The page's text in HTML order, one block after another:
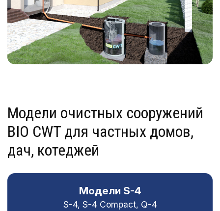
Модели очистных сооружений
BIO CWT для частных домов,
дач, котеджей
Модели S-4
S-4, S-4 Compact, Q-4